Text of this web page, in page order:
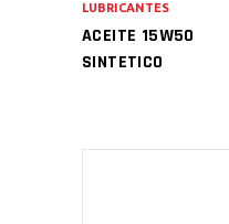
ACEITE 15W50
SINTETICO
LUBRICANTES